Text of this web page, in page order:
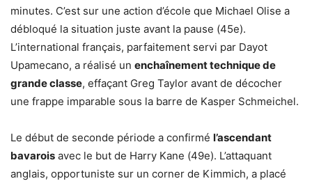
minutes. C’est sur une action d’école que Michael Olise a
débloqué la situation juste avant la pause (45e).
L’international français, parfaitement servi par Dayot
Upamecano, a réalisé un enchaînement technique de
grande classe, effaçant Greg Taylor avant de décocher
une frappe imparable sous la barre de Kasper Schmeichel.
Le début de seconde période a confirmé l’ascendant
bavarois avec le but de Harry Kane (49e). L’attaquant
anglais, opportuniste sur un corner de Kimmich, a placé